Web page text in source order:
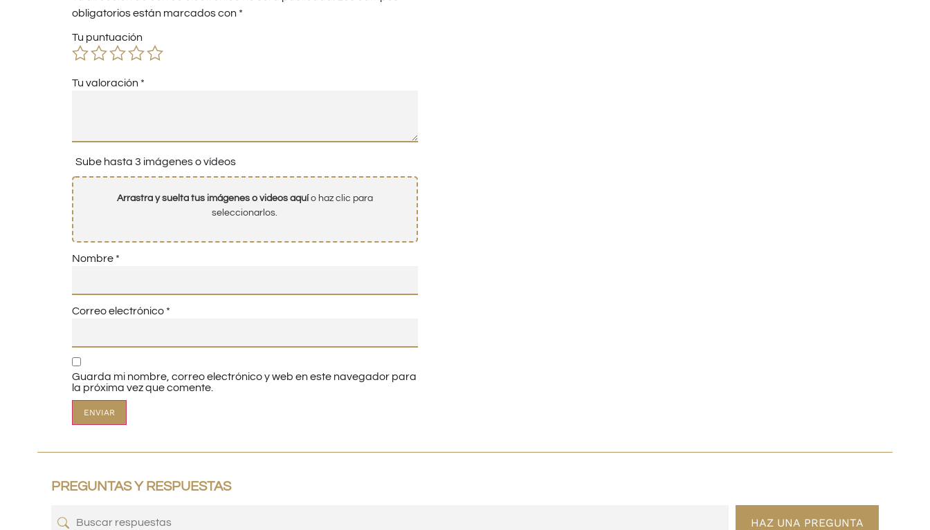
obligatorios están marcados con *
Tu puntuación
Tu valoración *
Sube hasta 3 imágenes o vídeos
Arrastra y suelta tus imágenes o videos aquío haz clic para
seleccionarlos.
Nombre *
Correo electrónico *
Guarda mi nombre, correo electrónico y web en este navegador para
la próxima vez que comente.
PREGUNTAS Y RESPUESTAS
HAZ UNA PREGUNTA